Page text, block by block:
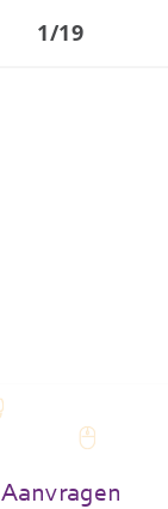
Aanvragen
1/19